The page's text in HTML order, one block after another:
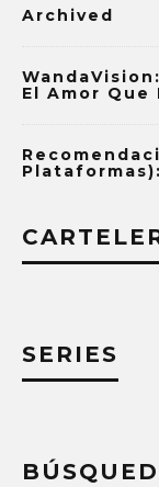
Archived
El Amor Que
SERIES